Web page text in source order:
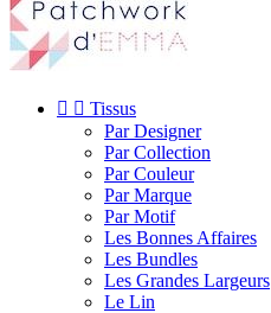
  Tissus
Par Designer
Par Collection
Par Couleur
Par Marque
Par Motif
Les Bonnes Affaires
Les Bundles
Les Grandes Largeurs
Le Lin